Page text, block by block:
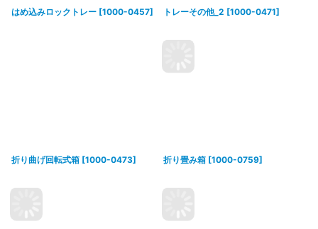
はめ込みロックトレー [1000-0457] トレーその他_2 [1000-0471]
折り曲げ回転式箱 [1000-0473] 折り畳み箱 [1000-0759]